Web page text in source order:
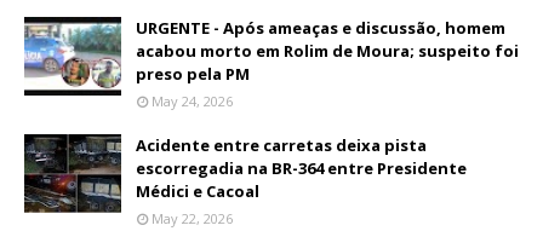
URGENTE - Após ameaças e discussão, homem
acabou morto em Rolim de Moura; suspeito foi
preso pela PM
May 24, 2026
Acidente entre carretas deixa pista
escorregadia na BR-364 entre Presidente
Médici e Cacoal
May 22, 2026